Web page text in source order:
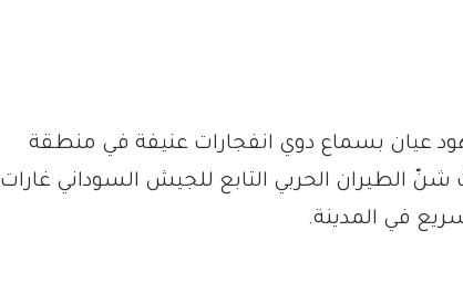
عيان بسماع دوي انفجارات عنيفة في منطقة
شنّ الطيران الحربي التابع للجيش السوداني غارات
في المدينة.